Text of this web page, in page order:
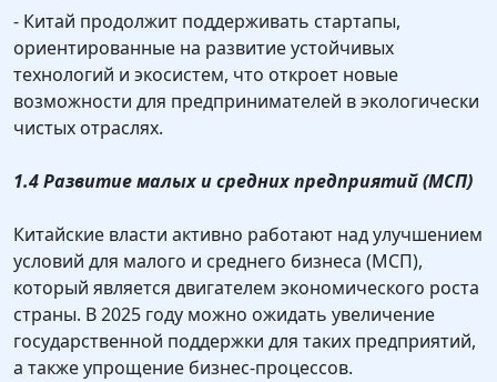
- Китай продолжит поддерживать стартапы,
ориентированные на развитие устойчивых
технологий и экосистем, что откроет новые
возможности для предпринимателей в экологически
чистых отраслях.
1.4 Развитие малых и средних предприятий (МСП)
Китайские власти активно работают над улучшением
условий для малого и среднего бизнеса (МСП),
который является двигателем экономического роста
страны. В 2025 году можно ожидать увеличение
государственной поддержки для таких предприятий,
а также упрощение бизнес-процессов.